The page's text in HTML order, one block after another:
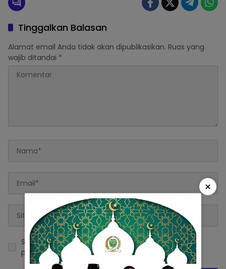
Tinggalkan Balasan
Alamat email Anda tidak akan dipublikasikan. Ruas yang
wajib ditandai *
Simpan nama, email, dan situs web saya pada
peramban ini untuk komentar saya berikutnya.
×